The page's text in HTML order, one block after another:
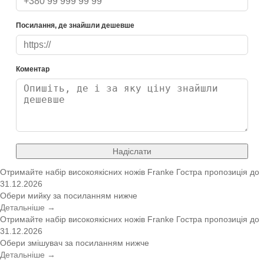
Посилання, де знайшли дешевше
Коментар
Надіслати
Отримайте набір високоякісних ножів Franke Гостра пропозиція до
31.12.2026
Обери мийку за посиланням нижче
Детальніше →
Отримайте набір високоякісних ножів Franke Гостра пропозиція до
31.12.2026
Обери змішувач за посиланням нижче
Детальніше →